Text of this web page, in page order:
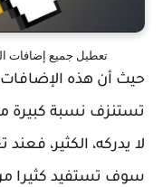
تعطيل جميع إضافات
حيث أن هذه
تستنزف نسبة كبيرة
لا يدركه، الكثير،
سوف تستفيد كثيرا